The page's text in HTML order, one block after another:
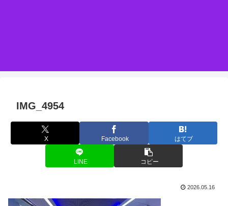
IMG_4954
X Facebook はてブ
LINE コピー
2026.05.16